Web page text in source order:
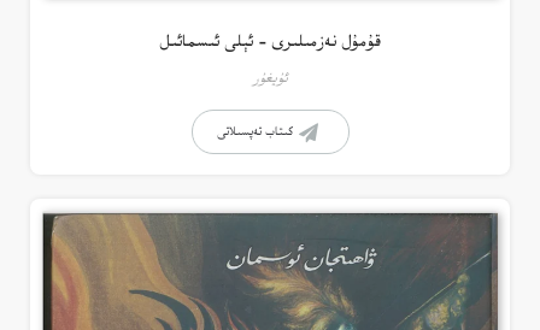
قۇمۇل نەزمىلىرى – ئېلى ئىسمائىل
ئۇيغۇر
كىتاب تەپسىلاتى